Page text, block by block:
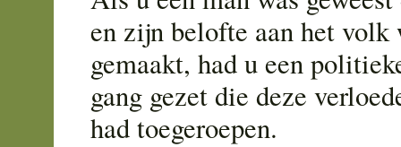
en zijn belofte aan het volk
gemaakt, had u een
gang gezet die deze
had toegeroepen.